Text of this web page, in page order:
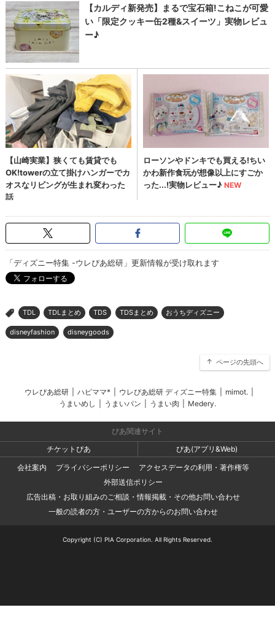
「ディズニー特集 -ウレぴあ総研」更新情報が受け取れます
> TDL TDLまとめ TDS TDSまとめ おうちディズニー
disneyfashion disneygoods
ページの先頭へ
ウレぴあ総研 ハピママ* ウレぴあ総研 ディズニー特集 mimot.
うまいめし
うまいパン うまい肉 Medery.
ぴあ関連サイト
チケットぴあ
ぴあ(アプリ&Web)
会社案内
プライバシーポリシー
アクセスデータの利用・著作権等
外部送信ポリシー
広告出稿・お取り組みのご相談・情報掲載・その他お問い合わせ
一般の読者の方・ユーザーの方からのお問い合わせ
Copyright (C) PIA Corporation. All Rights Reserved.